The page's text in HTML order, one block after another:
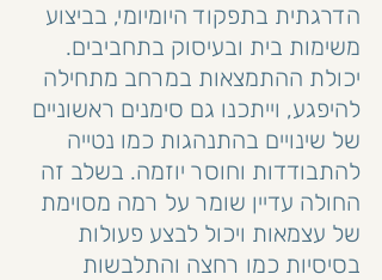
הדרגתית בתפקוד היומיומי, בביצוע
משימות בית ובעיסוק בתחביבים.
יכולת ההתמצאות במרחב מתחילה
להיפגע, וייתכנו גם סימנים ראשוניים
של שינויים בהתנהגות כמו נטייה
להתבודדות וחוסר יוזמה. בשלב זה
החולה עדיין שומר על רמה מסוימת
של עצמאות ויכול לבצע פעולות
בסיסיות כמו רחצה והתלבשות